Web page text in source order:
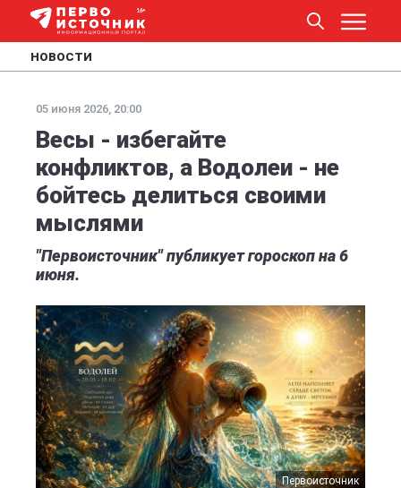
НОВОСТИ
05 июня 2026, 20:00
Весы - избегайте
конфликтов, а Водолеи - не
бойтесь делиться своими
мыслями
"Первоисточник" публикует гороскоп на 6
июня.
Первоисточник